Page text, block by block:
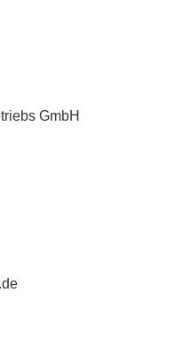
GmbH